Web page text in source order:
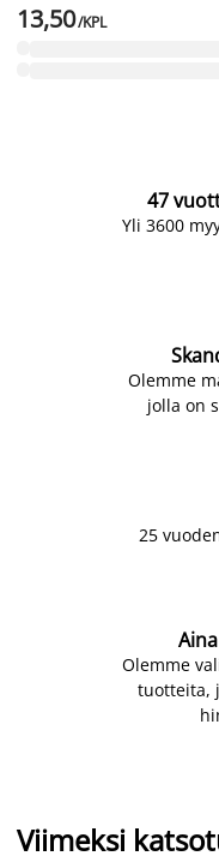
13,50/KPL
47
Yli 3600
Olemme
jolla on
25
Olemme
tuotteita,
Viimeksi